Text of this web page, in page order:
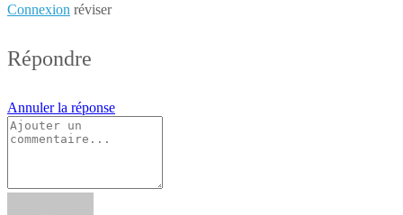
Connexion réviser
Répondre
Annuler la réponse